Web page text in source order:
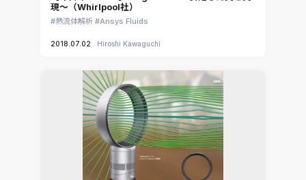
現～（Whirlpool社）
熱流体解析 Ansys Fluids
2018.07.02 Hiroshi Kawaguchi